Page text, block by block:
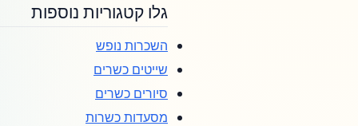
גלו קטגוריות נוספות
השכרות נופש
שייטים כשרים
סיורים כשרים
מסעדות כשרות